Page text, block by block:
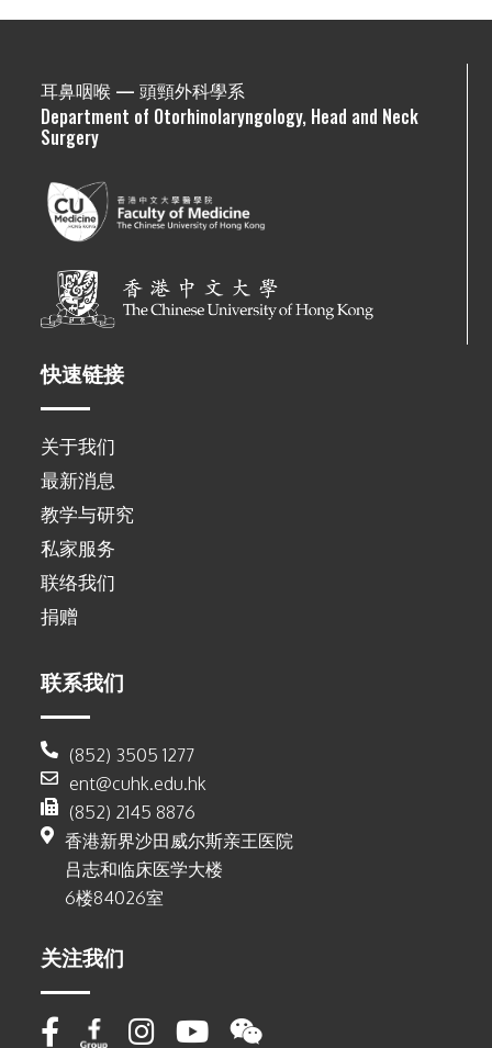
耳鼻咽喉 — 頭頸外科學系
Department of Otorhinolaryngology, Head and Neck
Surgery
快速链接
关于我们
最新消息
教学与研究
私家服务
联络我们
捐赠
联系我们
(852) 3505 1277
ent@cuhk.edu.hk
(852) 2145 8876
香港新界沙田威尔斯亲王医院
吕志和临床医学大楼
6楼84026室
关注我们